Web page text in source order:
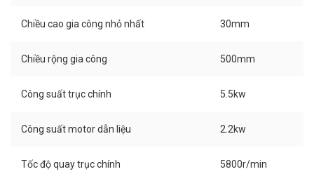
Chiều cao gia công nhỏ nhất 30mm
Chiều rộng gia công 500mm
Công suất trục chính 5.5kw
Công suất motor dẫn liệu 2.2kw
Tốc độ quay trục chính 5800r/min